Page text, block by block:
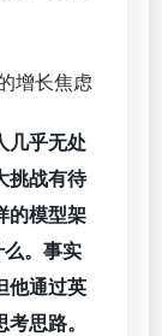
几乎无处
挑战有待
的模型架
。事实
他通过英
思路。